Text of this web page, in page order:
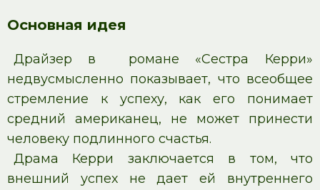
Основная идея
Драйзер в романе «Сестра Керри»
недвусмысленно показывает, что всеобщее
стремление к успеху, как его понимает
средний американец, не может принести
человеку подлинного счастья.
Драма Керри заключается в том, что
внешний успех не дает ей внутреннего